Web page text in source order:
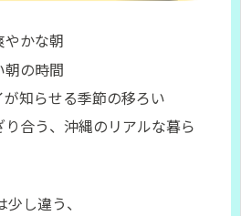
やかな朝
朝の時間
知らせる季節の移ろい
合う、沖縄のリアルな暮ら
し違う、